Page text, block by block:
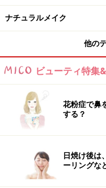
これが正解！ナチ
色をあまり使っていな
ナチュラルメイク
他の
ビューティ特集
花粉症で鼻
する？
日焼け後は
ーリングな